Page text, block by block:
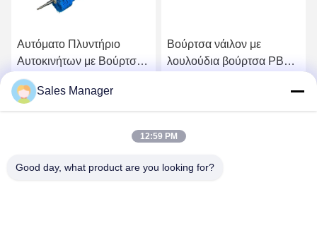
Αυτόματο Πλυντήριο
Αυτοκινήτων με Βούρτσα
Τροχού με Υψηλό/Χαμηλό
Χνούδι από Ανοξείδωτο
Χάλυβα
Πάρτε την καλύτερη τιμή
Βούρτσα νάιλον με
λουλούδια βούρτσα PBT
κυλίνδρος για απαλό
καθαρισμό
Sales Manager
12:59 PM
Good day, what product are you looking for?